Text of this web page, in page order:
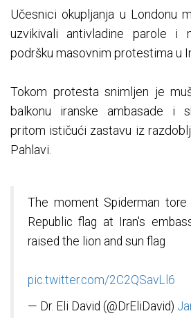
Učesnici okupljanja u Londonu
uzvikivali antivladine parole i
podršku masovnim protestima u
Tokom protesta snimljen je
balkonu iranske ambasade i
pritom ističući zastavu iz
Pahlavi.
The moment Spiderman
Republic flag at Iran's
raised the lion and sun flag
pic.twitter.com/2C2QSavLl6
— Dr. Eli David (@DrEliDavid)